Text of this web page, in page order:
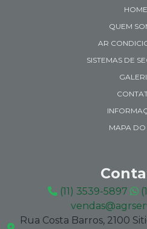
HOME
QUEM
AR
SISTEMAS DE
MAPA DO
(11) 3539-5897
Rua Costa Barros, 2100